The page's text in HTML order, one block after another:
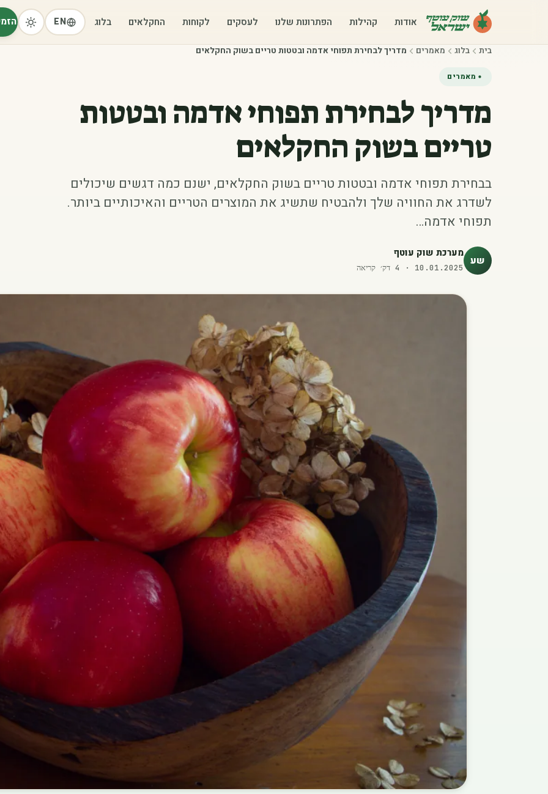
אודות קהילות הפתרונות שלנו לעסקים לקוחות החקלאים בלוג EN
בית בלוג מאמרים מדריך לבחירת תפוחי אדמה ובטטות טריים בשוק החקלאים
מאמרים
מדריך לבחירת תפוחי אדמה ובטטות
טריים בשוק החקלאים
בבחירת תפוחי אדמה ובטטות טריים בשוק החקלאים, ישנם כמה דגשים שיכולים
לשדרג את החוויה שלך ולהבטיח שתשיג את המוצרים הטריים והאיכותיים ביותר.
תפוחי אדמה…
שע מערכת שוק עוטף
10.01.2025
·
4 דק׳ קריאה